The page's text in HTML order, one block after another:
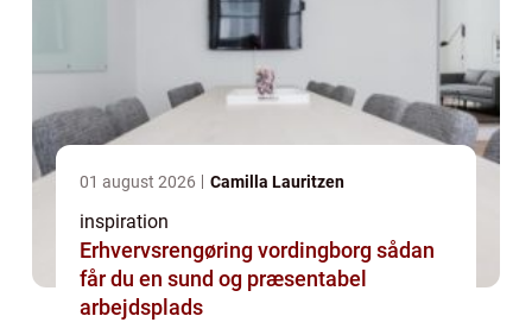
01 august 2026 Camilla Lauritzen
inspiration
Erhvervsrengøring vordingborg sådan
får du en sund og præsentabel
arbejdsplads